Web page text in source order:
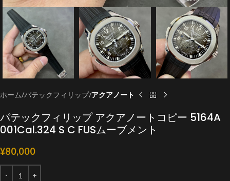
ホーム パテックフィリップ アクアノート
パテックフィリップ アクアノートコピー 5164A
001Cal.324 S C FUSムーブメント
¥80,000